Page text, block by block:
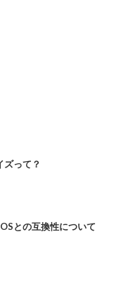
ズって？
との互換性について